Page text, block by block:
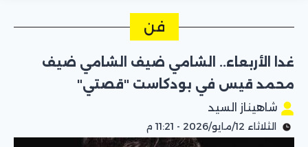
فن
غدا الأربعاء.. الشامي ضيف الشامي ضيف
محمد قيس في بودكاست "قصتي"
شاهيناز السيد
الثلاثاء 12/مايو/2026 - 11:21 م